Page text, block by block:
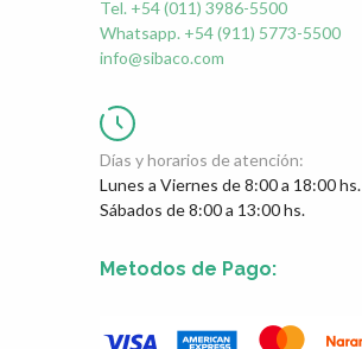
Tel. +54 (011) 3986-5500
Whatsapp. +54 (911) 5773-5500
info@sibaco.com
Días y horarios de atención:
Lunes a Viernes de 8:00 a 18:00 hs.
Sábados de 8:00 a 13:00 hs.
Metodos de Pago: